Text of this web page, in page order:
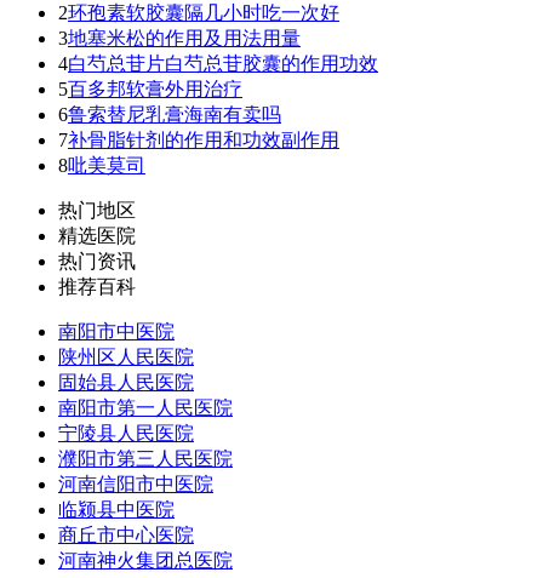
2环孢素软胶囊隔几小时吃一次好
3地塞米松的作用及用法用量
4白芍总苷片白芍总苷胶囊的作用功效
5百多邦软膏外用治疗
6鲁索替尼乳膏海南有卖吗
7补骨脂针剂的作用和功效副作用
8吡美莫司
热门地区
精选医院
热门资讯
推荐百科
南阳市中医院
陕州区人民医院
固始县人民医院
南阳市第一人民医院
宁陵县人民医院
濮阳市第三人民医院
河南信阳市中医院
临颍县中医院
商丘市中心医院
河南神火集团总医院